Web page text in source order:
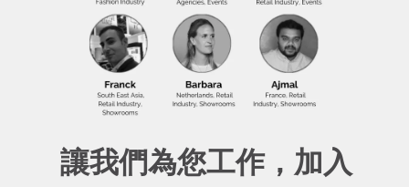
讓我們為您工作，加入